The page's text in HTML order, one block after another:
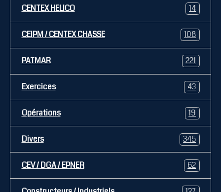
CENTEX HELICO 14
CEIPM / CENTEX CHASSE 108
PATMAR 221
Exercices 43
Opérations 19
Divers 345
CEV / DGA / EPNER 62